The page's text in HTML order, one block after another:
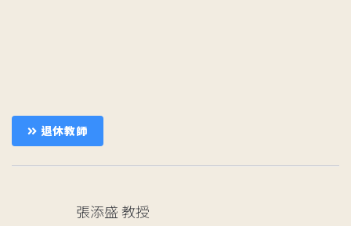
退休教師
張添盛教授